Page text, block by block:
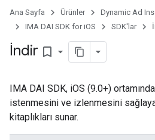
Ana Sayfa Ürünler
Dynamic Ad
IMA DAI SDK for iOS
SDK'lar
İndir bookmark_border
IMA DAI SDK, iOS (9.0+)
istenmesini ve izlenmesini
kitaplıkları sunar.